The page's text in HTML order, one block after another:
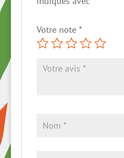
Votre note *